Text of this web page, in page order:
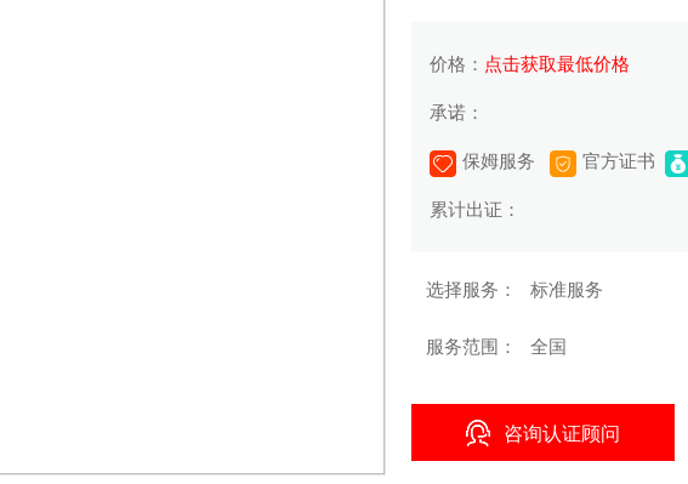
价格： 点击获取最低价格
承诺：
保姆服务 官方证书
累计出证：
选择服务： 标准服务
服务范围： 全国
咨询认证顾问